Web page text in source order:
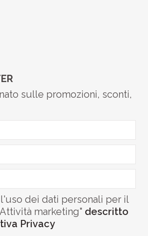
sulle promozioni, sconti,
dei dati personali per il
marketing" descritto
Privacy